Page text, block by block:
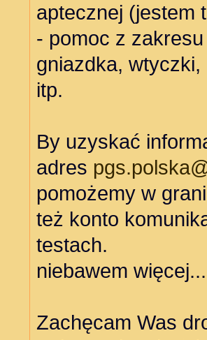
aptecznej (jestem
- pomoc z
gniazdka, wtyczki,
itp.
By uzyskać
adres
pomożemy w
też konto
testach.
niebawem więcej...
Zachęcam Was